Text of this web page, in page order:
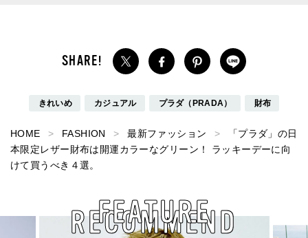
きれいめ カジュアル プラダ（PRADA） 財布
HOME FASHION 最新ファッション
「プラダ」の日
本限定レザー財布は開運カラーなグリーン！ ラッキーデーに向
けて買うべき４選。
RECOMMEND
FEATURE